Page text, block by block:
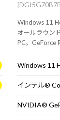
Windows 11
オールラウン
PC。GeForce
や動画編集、
Windows 11
インテル®
NVIDIA®